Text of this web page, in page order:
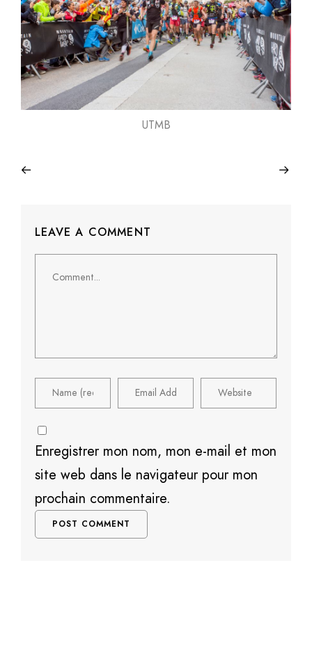
UTMB
LEAVE A COMMENT
Enregistrer mon nom, mon e-mail et mon
site web dans le navigateur pour mon
prochain commentaire.